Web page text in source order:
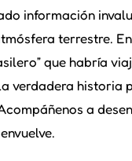
información
terrestre.
que habría
verdadera historia
a